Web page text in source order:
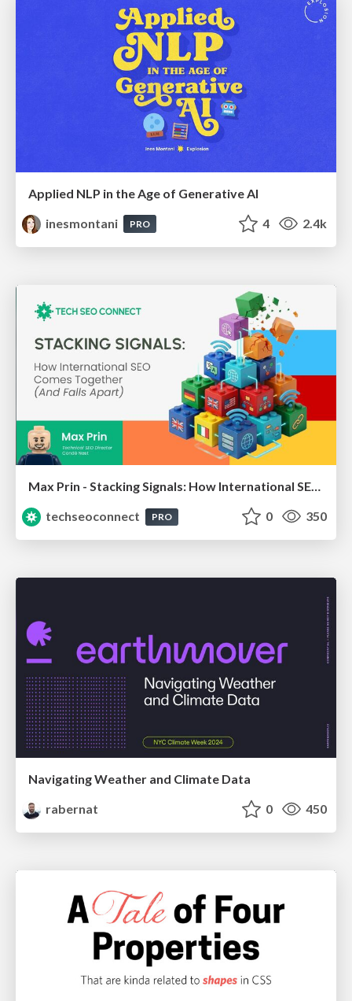
Applied NLP in the Age of Generative AI
inesmontani
PRO 4 2.4k
Max Prin - Stacking Signals: How International SEO Comes Together (And Falls Apart)
techseoconnect
PRO 0 350
Navigating Weather and Climate Data
rabernat
0 450